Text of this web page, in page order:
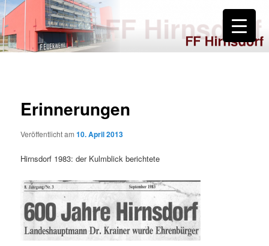
Zum
primären
Inhalt
springenFF Hirnsdorf
Erinnerungen
Veröffentlicht am10. April 2013
Hirnsdorf 1983: der Kulmblick berichtete